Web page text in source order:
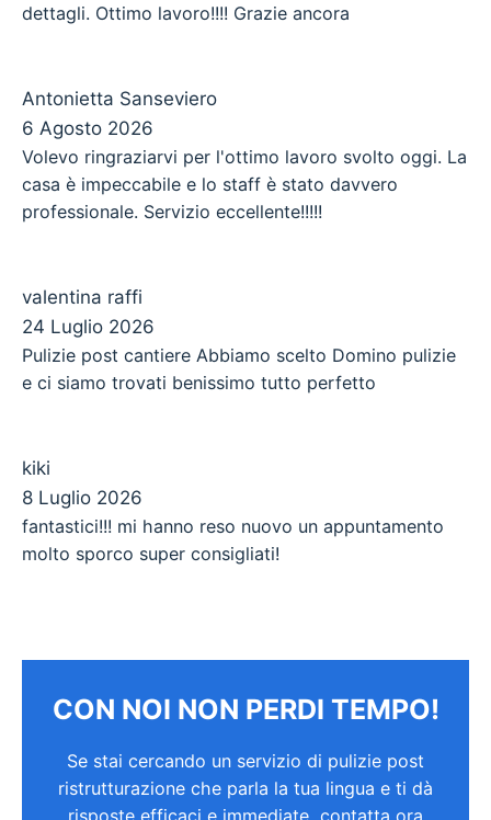
dettagli. Ottimo lavoro!!!! Grazie ancora
Antonietta Sanseviero
6 Agosto 2026
Volevo ringraziarvi per l'ottimo lavoro svolto oggi. La
casa è impeccabile e lo staff è stato davvero
professionale. Servizio eccellente!!!!!
valentina raffi
24 Luglio 2026
Pulizie post cantiere Abbiamo scelto Domino pulizie
e ci siamo trovati benissimo tutto perfetto
kiki
8 Luglio 2026
fantastici!!! mi hanno reso nuovo un appuntamento
molto sporco super consigliati!
CON NOI NON PERDI TEMPO!
Se stai cercando un servizio di pulizie post
ristrutturazione che parla la tua lingua e ti dà